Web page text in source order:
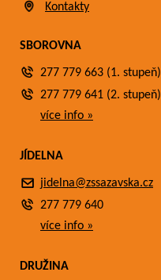
Kontakty
SBOROVNA
277 779 663 (1. stupeň)
277 779 641 (2. stupeň)
více info »
JÍDELNA
jidelna@zssazavska.cz
277 779 640
více info »
DRUŽINA